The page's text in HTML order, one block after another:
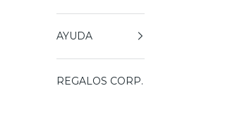
AYUDA
REGALOS CORP.